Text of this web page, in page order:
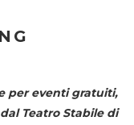
per eventi gratuiti,
Teatro Stabile di